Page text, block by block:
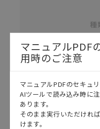
があります。改めて
え、ご用命下さいま
各種マニュアル・テクニ
種
マニュアルPDF
用時のご注意
マニュアルPDFのセキュリ
AIツールで読み込み時に
あります。
そのまま実行いただけれ
けます。